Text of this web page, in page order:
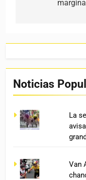
Noticias
La
Van